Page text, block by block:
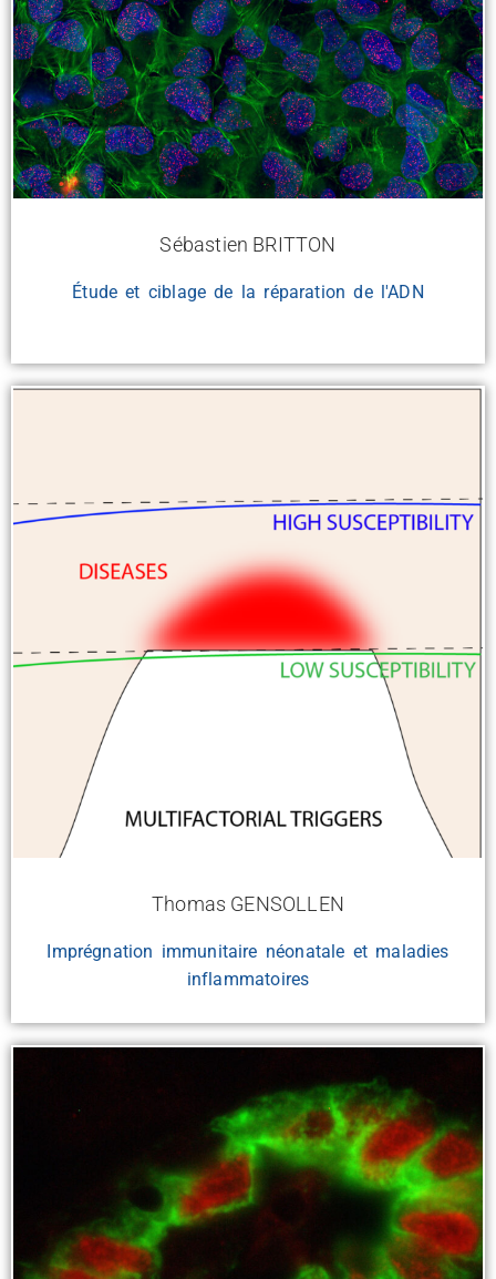
Sébastien BRITTON
Étude et ciblage de la réparation de l'ADN
Thomas GENSOLLEN
Imprégnation immunitaire néonatale et maladies
inflammatoires